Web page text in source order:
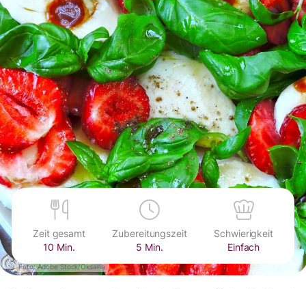
Foto: Adobe Stock/Oksana
Zeit gesamt
10 Min.
Zubereitungszeit
5 Min.
Schwierigkeit
Einfach